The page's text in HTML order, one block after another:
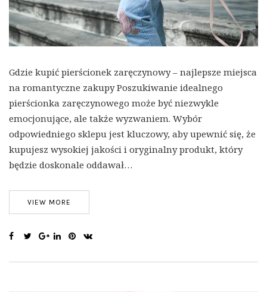
Gdzie kupić pierścionek zaręczynowy – najlepsze miejsca
na romantyczne zakupy Poszukiwanie idealnego
pierścionka zaręczynowego może być niezwykle
emocjonujące, ale także wyzwaniem. Wybór
odpowiedniego sklepu jest kluczowy, aby upewnić się, że
kupujesz wysokiej jakości i oryginalny produkt, który
będzie doskonale oddawał…
VIEW MORE